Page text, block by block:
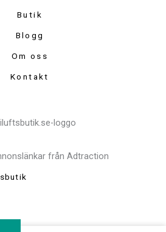
Butik
Blogg
Om oss
Kontakt
från Adtraction